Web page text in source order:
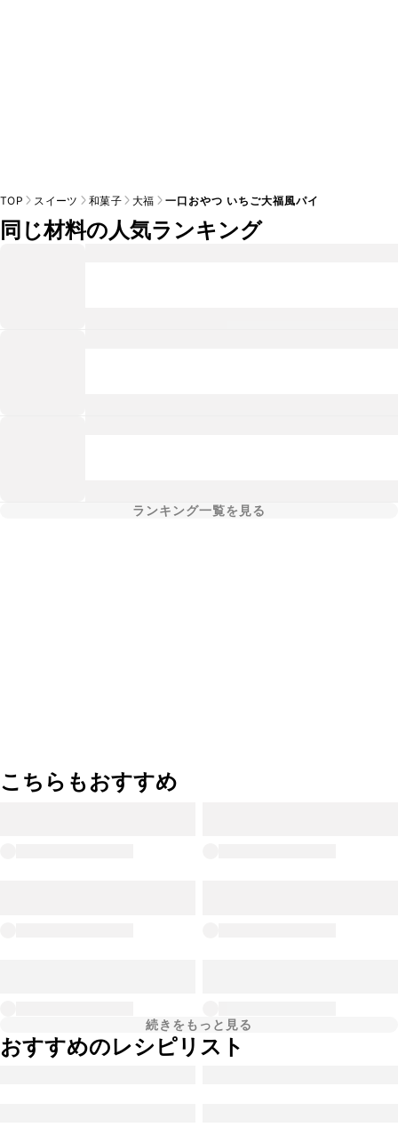
TOP スイーツ 和菓子 大福 一口おやつ いちご大福風パイ
同じ材料の人気ランキング
ランキング一覧を見る
こちらもおすすめ
続きをもっと見る
おすすめのレシピリスト